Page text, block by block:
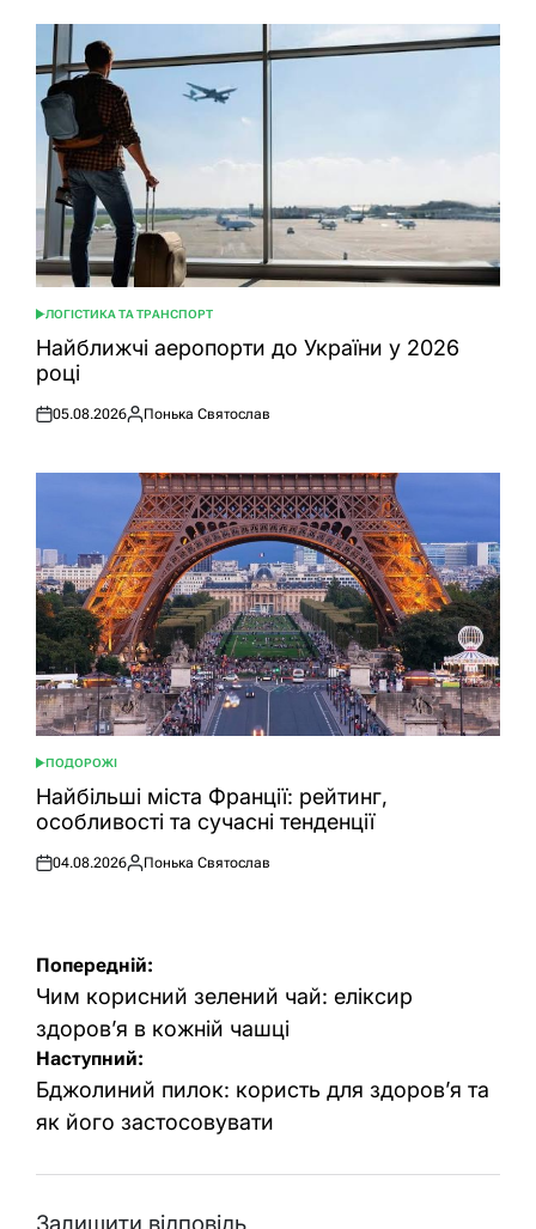
ОПУБЛІКУВАТИ
У
ЛОГІСТИКА ТА ТРАНСПОРТ
Найближчі аеропорти до України у 2026
році
Оприлюднено
05.08.2026
Опубліковано
Понька Святослав
ОПУБЛІКУВАТИ
У
ПОДОРОЖІ
Найбільші міста Франції: рейтинг,
особливості та сучасні тенденції
Оприлюднено
04.08.2026
Опубліковано
Понька Святослав
Навігація
записів
Попередній:
Чим корисний зелений чай: еліксир
здоров’я в кожній чашці
Наступний:
Бджолиний пилок: користь для здоров’я та
як його застосовувати